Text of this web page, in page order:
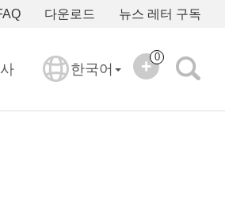
뉴스 레터 구독
다운로드
한국어
0